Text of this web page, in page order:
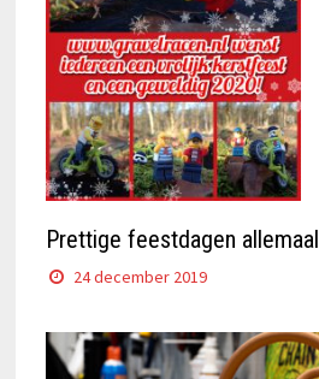
Prettige feestdagen allemaal
24 december 2019